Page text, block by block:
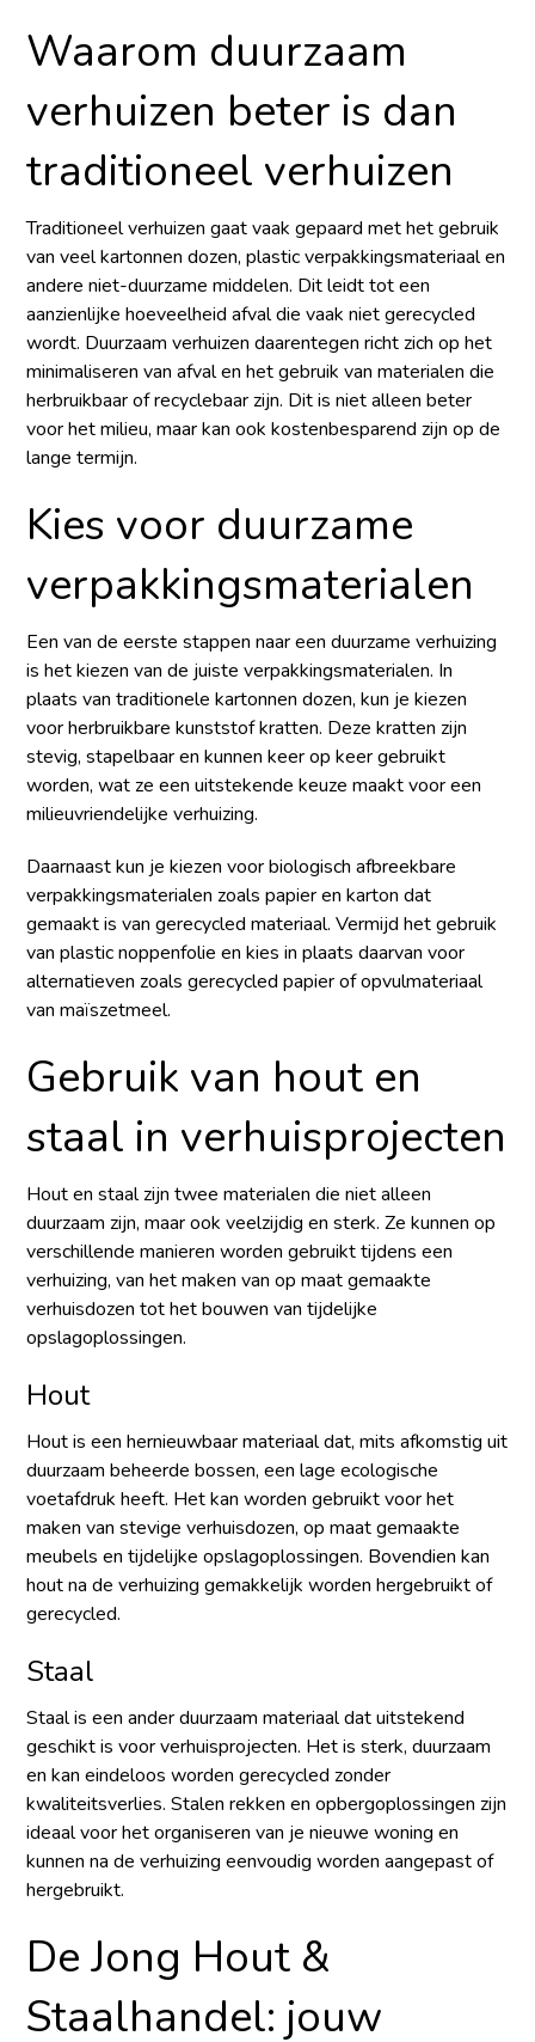
Waarom duurzaam
verhuizen beter is dan
traditioneel verhuizen
Traditioneel verhuizen gaat vaak gepaard met het gebruik
van veel kartonnen dozen, plastic verpakkingsmateriaal en
andere niet-duurzame middelen. Dit leidt tot een
aanzienlijke hoeveelheid afval die vaak niet gerecycled
wordt. Duurzaam verhuizen daarentegen richt zich op het
minimaliseren van afval en het gebruik van materialen die
herbruikbaar of recyclebaar zijn. Dit is niet alleen beter
voor het milieu, maar kan ook kostenbesparend zijn op de
lange termijn.
Kies voor duurzame
verpakkingsmaterialen
Een van de eerste stappen naar een duurzame verhuizing
is het kiezen van de juiste verpakkingsmaterialen. In
plaats van traditionele kartonnen dozen, kun je kiezen
voor herbruikbare kunststof kratten. Deze kratten zijn
stevig, stapelbaar en kunnen keer op keer gebruikt
worden, wat ze een uitstekende keuze maakt voor een
milieuvriendelijke verhuizing.
Daarnaast kun je kiezen voor biologisch afbreekbare
verpakkingsmaterialen zoals papier en karton dat
gemaakt is van gerecycled materiaal. Vermijd het gebruik
van plastic noppenfolie en kies in plaats daarvan voor
alternatieven zoals gerecycled papier of opvulmateriaal
van maïszetmeel.
Gebruik van hout en
staal in verhuisprojecten
Hout en staal zijn twee materialen die niet alleen
duurzaam zijn, maar ook veelzijdig en sterk. Ze kunnen op
verschillende manieren worden gebruikt tijdens een
verhuizing, van het maken van op maat gemaakte
verhuisdozen tot het bouwen van tijdelijke
opslagoplossingen.
Hout
Hout is een hernieuwbaar materiaal dat, mits afkomstig uit
duurzaam beheerde bossen, een lage ecologische
voetafdruk heeft. Het kan worden gebruikt voor het
maken van stevige verhuisdozen, op maat gemaakte
meubels en tijdelijke opslagoplossingen. Bovendien kan
hout na de verhuizing gemakkelijk worden hergebruikt of
gerecycled.
Staal
Staal is een ander duurzaam materiaal dat uitstekend
geschikt is voor verhuisprojecten. Het is sterk, duurzaam
en kan eindeloos worden gerecycled zonder
kwaliteitsverlies. Stalen rekken en opbergoplossingen zijn
ideaal voor het organiseren van je nieuwe woning en
kunnen na de verhuizing eenvoudig worden aangepast of
hergebruikt.
De Jong Hout &
Staalhandel: jouw